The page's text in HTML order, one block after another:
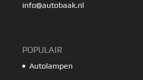
info@autobaak.nl
POPULAIR
Autolampen